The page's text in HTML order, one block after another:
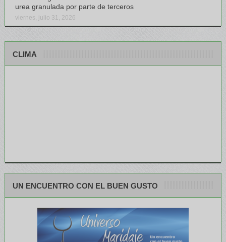
urea granulada por parte de terceros
viernes, julio 31, 2026
CLIMA
UN ENCUENTRO CON EL BUEN GUSTO